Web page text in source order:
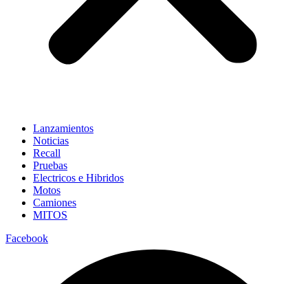
Lanzamientos
Noticias
Recall
Pruebas
Electricos e Hibridos
Motos
Camiones
MITOS
Facebook